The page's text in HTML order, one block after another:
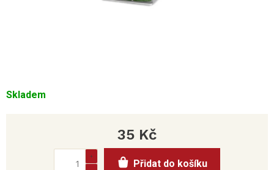
Skladem
35 Kč
cena:
Přidat do košíku